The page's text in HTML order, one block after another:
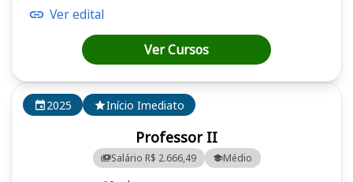
2025 Início Imediato
Professor II
Salário R$ 2.666,49 Médio
Ver edital
Ver Cursos